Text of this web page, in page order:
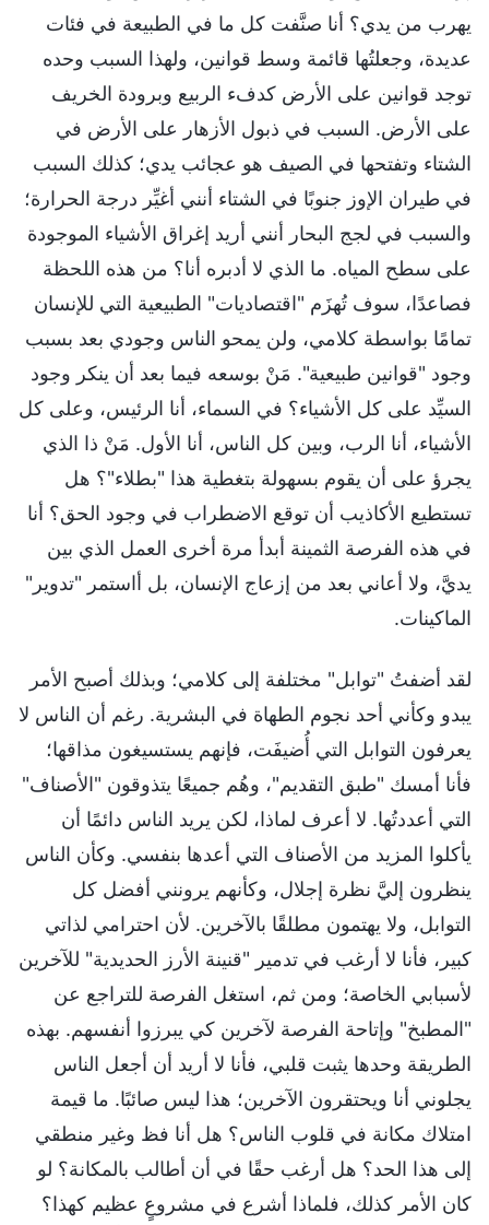
يهرب من يدي؟ أنا صنَّفت كل ما في الطبيعة في فئات
عديدة، وجعلتُها قائمة وسط قوانين، ولهذا السبب وحده
توجد قوانين على الأرض كدفء الربيع وبرودة الخريف
على الأرض. السبب في ذبول الأزهار على الأرض في
الشتاء وتفتحها في الصيف هو عجائب يدي؛ كذلك السبب
في طيران الإوز جنوبًا في الشتاء أنني أغيِّر درجة الحرارة؛
والسبب في لجج البحار أنني أريد إغراق الأشياء الموجودة
على سطح المياه. ما الذي لا أدبره أنا؟ من هذه اللحظة
فصاعدًا، سوف تُهزَم "اقتصاديات" الطبيعية التي للإنسان
تمامًا بواسطة كلامي، ولن يمحو الناس وجودي بعد بسبب
وجود "قوانين طبيعية". مَنْ بوسعه فيما بعد أن ينكر وجود
السيِّد على كل الأشياء؟ في السماء، أنا الرئيس، وعلى كل
الأشياء، أنا الرب، وبين كل الناس، أنا الأول. مَنْ ذا الذي
يجرؤ على أن يقوم بسهولة بتغطية هذا "بطلاء"؟ هل
تستطيع الأكاذيب أن توقع الاضطراب في وجود الحق؟ أنا
في هذه الفرصة الثمينة أبدأ مرة أخرى العمل الذي بين
يديَّ، ولا أعاني بعد من إزعاج الإنسان، بل أاستمر "تدوير"
الماكينات.
لقد أضفتُ "توابل" مختلفة إلى كلامي؛ وبذلك أصبح الأمر
يبدو وكأني أحد نجوم الطهاة في البشرية. رغم أن الناس لا
يعرفون التوابل التي أُضيفَت، فإنهم يستسيغون مذاقها؛
فأنا أمسك "طبق التقديم"، وهُم جميعًا يتذوقون "الأصناف"
التي أعددتُها. لا أعرف لماذا، لكن يريد الناس دائمًا أن
يأكلوا المزيد من الأصناف التي أعدها بنفسي. وكأن الناس
ينظرون إليَّ نظرة إجلال، وكأنهم يرونني أفضل كل
التوابل، ولا يهتمون مطلقًا بالآخرين. لأن احترامي لذاتي
كبير، فأنا لا أرغب في تدمير "قنينة الأرز الحديدية" للآخرين
لأسبابي الخاصة؛ ومن ثم، استغل الفرصة للتراجع عن
"المطبخ" وإتاحة الفرصة لآخرين كي يبرزوا أنفسهم. بهذه
الطريقة وحدها يثبت قلبي، فأنا لا أريد أن أجعل الناس
يجلوني أنا ويحتقرون الآخرين؛ هذا ليس صائبًا. ما قيمة
امتلاك مكانة في قلوب الناس؟ هل أنا فظ وغير منطقي
إلى هذا الحد؟ هل أرغب حقًا في أن أطالب بالمكانة؟ لو
كان الأمر كذلك، فلماذا أشرع في مشروعٍ عظيم كهذا؟